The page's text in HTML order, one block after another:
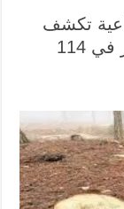
تكشف
عمليات قطع واسعة النطاق لأشجار في 114